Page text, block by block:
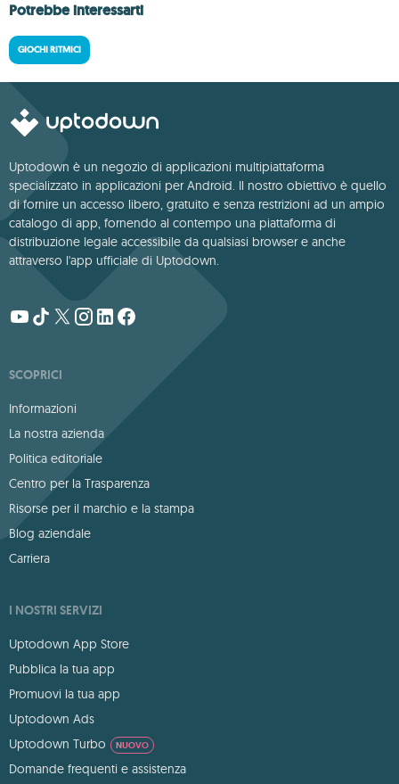
Potrebbe interessarti
GIOCHI RITMICI
Uptodown è un negozio di applicazioni multipiattaforma
specializzato in applicazioni per Android. Il nostro obiettivo è quello
di fornire un accesso libero, gratuito e senza restrizioni ad un ampio
catalogo di app, fornendo al contempo una piattaforma di
distribuzione legale accessibile da qualsiasi browser e anche
attraverso l'app ufficiale di Uptodown.
SCOPRICI
Informazioni
La nostra azienda
Politica editoriale
Centro per la Trasparenza
Risorse per il marchio e la stampa
Blog aziendale
Carriera
I NOSTRI SERVIZI
Uptodown App Store
Pubblica la tua app
Promuovi la tua app
Uptodown Ads
Uptodown Turbo
NUOVO
Domande frequenti e assistenza